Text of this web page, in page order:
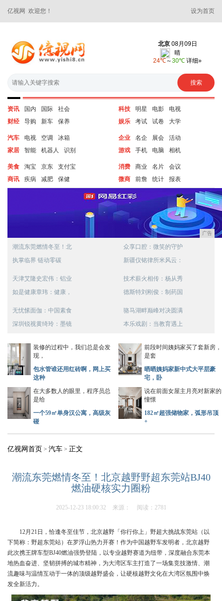
亿视网 欢迎您！ 设为首页
资讯 国内 国际
社会
财经
导购 新车 保养
科技 明星 电影
电视
娱乐
考试 试卷 大学
汽车 电视 空调
冰箱
家居
智能 机器人 识别
企业 名企 展会
活动
游戏
手机 电脑 相机
美食 淘宝 京东
支付宝
商讯
疾病 减肥 保健
消费 商业 名片
会议
微商
前詹 统计 报表
广告
潮流东莞燃情冬至！北
执掌临界 链动零碳
众享口腔：微笑的守护
新疆仪铭律所米风云：
天津艾隆史宏伟：铝业
如是健康章玮：健康，
技术薪火相传：杨从秀
德斯特刘刚俊：制药国
无忧愫面伽：中国素食
深圳锐视黄绮玲：墨镜
骆马湖畔巅峰对决圆满
本乐戏剧：当教育遇上
装修的过程中，我们总是会发
现，
包水管谁还用红砖啊，网上买
这种
前段时间姨妈家买了套新房，
是套
晒晒姨妈家新中式大平层豪
宅，卧
在大多数人的眼里，程序员总
是给
一个59㎡单身汉公寓，高级灰
碰
说在前面女屋主月亮对新家的
憧憬
182㎡超强储物家，弧形吊顶
+
亿视网首页 > 汽车 > 正文
潮流东莞燃情冬至！北京越野野超东莞站BJ40
燃油硬核实力圈粉
2025-12-23 18:00:32 来源： 阅读：2781
12月21日，恰逢冬至佳节，北京越野「你行你上」野超大挑战东莞站（以
下简称：野超东莞站）在罗浮山热力开赛！作为中国越野车发明者，北京越野
此次携王牌车型BJ40燃油强势登陆，以专业越野赛道为纽带，深度融合东莞本
地热血奋进、坚韧拼搏的城市精神，为大湾区车主打造了一场集竞技激情、潮
流趣味与温情互动于一体的顶级越野盛会，让硬核越野文化在大湾区氛围中焕
发全新活力。